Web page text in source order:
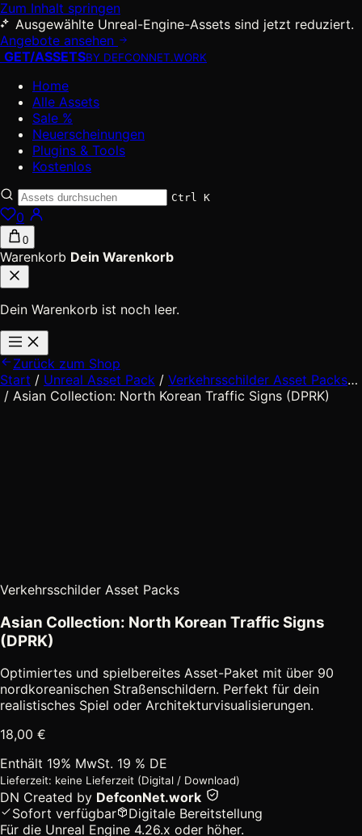
Zum Inhalt springen
Ausgewählte Unreal-Engine-Assets sind jetzt reduziert.
Angebote ansehen
GET/ASSETSBY DEFCONNET.WORK
Home
Alle Assets
Sale %
Neuerscheinungen
Plugins & Tools
Kostenlos
Ctrl K
0
0
Warenkorb Dein Warenkorb
Dein Warenkorb ist noch leer.
Zurück zum Shop
Start / Unreal Asset Pack / Verkehrsschilder Asset Packs…
Zwischenebenen
/ Asian Collection: North Korean Traffic Signs (DPRK)
Verkehrsschilder Asset Packs
Asian Collection: North Korean Traffic Signs
(DPRK)
Optimiertes und spielbereites Asset-Paket mit über 90
nordkoreanischen Straßenschildern. Perfekt für dein
realistisches Spiel oder Architekturvisualisierungen.
18,00 €
Enthält 19% MwSt. 19 % DE
Lieferzeit: keine Lieferzeit (Digital / Download)
DN Created by DefconNet.work
Sofort verfügbar
Digitale Bereitstellung
Für die Unreal Engine 4.26.x oder höher.